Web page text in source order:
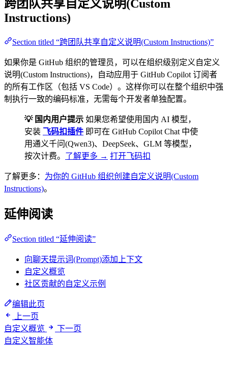
跨团队共享自定义说明(Custom
Instructions)
Section titled “跨团队共享自定义说明(Custom Instructions)”
如果你是 GitHub 组织的管理员，可以在组织级别定义自定义
说明(Custom Instructions)，自动应用于 GitHub Copilot 订阅者
的所有工作区（包括 VS Code）。这样你可以在整个组织中强
制执行一致的编码标准，无需每个开发者单独配置。
💡 国内用户提示 如果您希望使用国内 AI 模型，
安装 飞码扣插件 即可在 GitHub Copilot Chat 中使
用通义千问(Qwen3)、DeepSeek、GLM 等模型，
按次计费。 了解更多 → 打开飞码扣
了解更多： 为你的 GitHub 组织创建自定义说明(Custom
Instructions)。
延伸阅读
Section titled “延伸阅读”
向聊天提示词(Prompt)添加上下文
自定义概览
社区贡献的自定义示例
编辑此页
上一页
自定义概览
下一页
自定义智能体